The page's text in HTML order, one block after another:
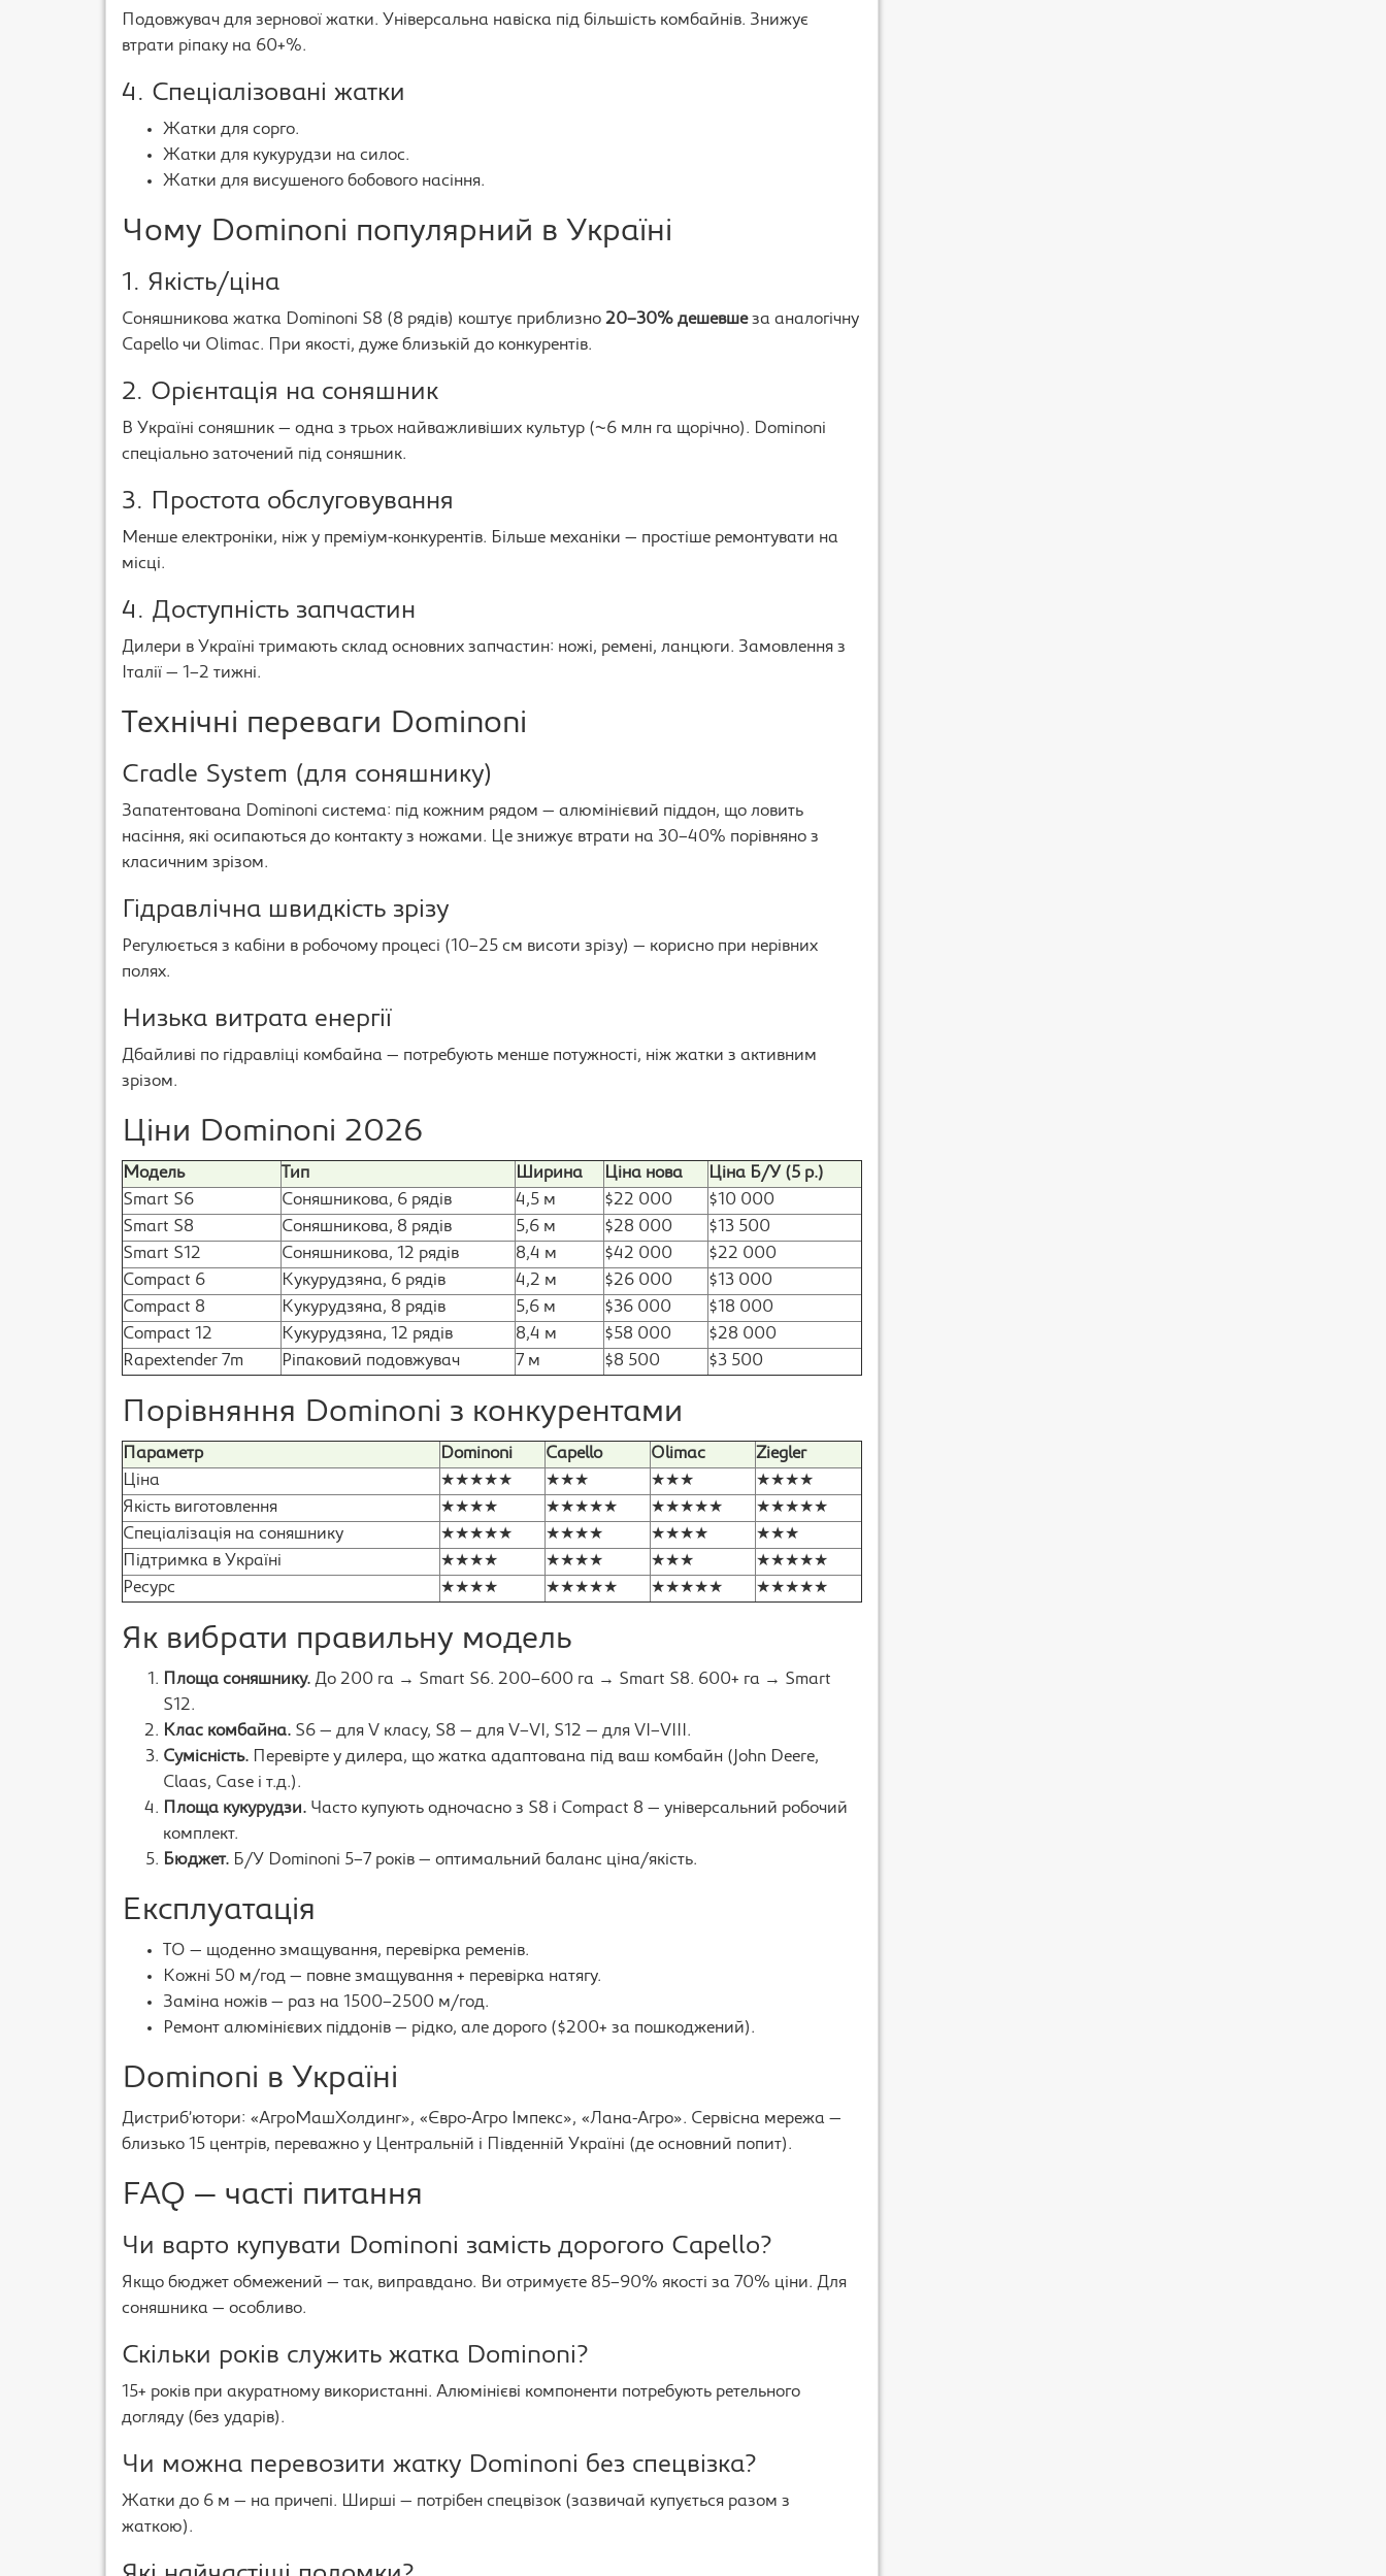
Подовжувач для зернової жатки. Універсальна навіска під більшість комбайнів. Знижує
втрати ріпаку на 60+%.
4. Спеціалізовані жатки
Жатки для сорго.
Жатки для кукурудзи на силос.
Жатки для висушеного бобового насіння.
Чому Dominoni популярний в Україні
1. Якість/ціна
Соняшникова жатка Dominoni S8 (8 рядів) коштує приблизно 20–30% дешевшеза аналогічну
Capello чи Olimac. При якості, дуже близькій до конкурентів.
2. Орієнтація на соняшник
В Україні соняшник — одна з трьох найважливіших культур (~6 млн га щорічно). Dominoni
спеціально заточений під соняшник.
3. Простота обслуговування
Менше електроніки, ніж у преміум-конкурентів. Більше механіки — простіше ремонтувати на
місці.
4. Доступність запчастин
Дилери в Україні тримають склад основних запчастин: ножі, ремені, ланцюги. Замовлення з
Італії — 1–2 тижні.
Технічні переваги Dominoni
Cradle System (для соняшнику)
Запатентована Dominoni система: під кожним рядом — алюмінієвий піддон, що ловить
насіння, які осипаються до контакту з ножами. Це знижує втрати на 30–40% порівняно з
класичним зрізом.
Гідравлічна швидкість зрізу
Регулюється з кабіни в робочому процесі (10–25 см висоти зрізу) — корисно при нерівних
полях.
Низька витрата енергії
Дбайливі по гідравліці комбайна — потребують менше потужності, ніж жатки з активним
зрізом.
Ціни Dominoni 2026
Модель Тип Ширина Ціна нова
Ціна Б/У (5 р.)
Smart S6
Соняшникова, 6 рядів 4,5 м $22 000
$10 000
Smart S8
Соняшникова, 8 рядів 5,6 м $28 000
$13 500
Smart S12
Соняшникова, 12 рядів 8,4 м $42 000
$22 000
Compact 6
Кукурудзяна, 6 рядів 4,2 м $26 000
$13 000
Compact 8
Кукурудзяна, 8 рядів 5,6 м $36 000
$18 000
Compact 12
Кукурудзяна, 12 рядів 8,4 м $58 000
$28 000
Rapextender 7m
Ріпаковий подовжувач 7 м $8 500 $3 500
Порівняння Dominoni з конкурентами
Параметр Dominoni Capello Olimac
Ziegler
Ціна
★★★★★ ★★★ ★★★
★★★★
Якість виготовлення
★★★★ ★★★★★ ★★★★★
★★★★★
Спеціалізація на соняшнику
★★★★★ ★★★★ ★★★★
★★★
Підтримка в Україні
★★★★ ★★★★ ★★★
★★★★★
Ресурс
★★★★ ★★★★★ ★★★★★ ★★★★★
Як вибрати правильну модель
Площа соняшнику. До 200 га → Smart S6. 200–600 га → Smart S8. 600+ га → Smart
S12.
Клас комбайна. S6 — для V класу, S8 — для V–VI, S12 — для VI–VIII.
Сумісність. Перевірте у дилера, що жатка адаптована під ваш комбайн (John Deere,
Claas, Case і т.д.).
Площа кукурудзи. Часто купують одночасно з S8 і Compact 8 — універсальний робочий
комплект.
Бюджет. Б/У Dominoni 5–7 років — оптимальний баланс ціна/якість.
Експлуатація
ТО — щоденно змащування, перевірка ременів.
Кожні 50 м/год — повне змащування + перевірка натягу.
Заміна ножів — раз на 1500–2500 м/год.
Ремонт алюмінієвих піддонів — рідко, але дорого ($200+ за пошкоджений).
Dominoni в Україні
Дистриб’ютори: «АгроМашХолдинг», «Євро-Агро Імпекс», «Лана-Агро». Сервісна мережа —
близько 15 центрів, переважно у Центральній і Південній Україні (де основний попит).
FAQ — часті питання
Чи варто купувати Dominoni замість дорогого Capello?
Якщо бюджет обмежений — так, виправдано. Ви отримуєте 85–90% якості за 70% ціни. Для
соняшника — особливо.
Скільки років служить жатка Dominoni?
15+ років при акуратному використанні. Алюмінієві компоненти потребують ретельного
догляду (без ударів).
Чи можна перевозити жатку Dominoni без спецвізка?
Жатки до 6 м — на причепі. Ширші — потрібен спецвізок (зазвичай купується разом з
жаткою).